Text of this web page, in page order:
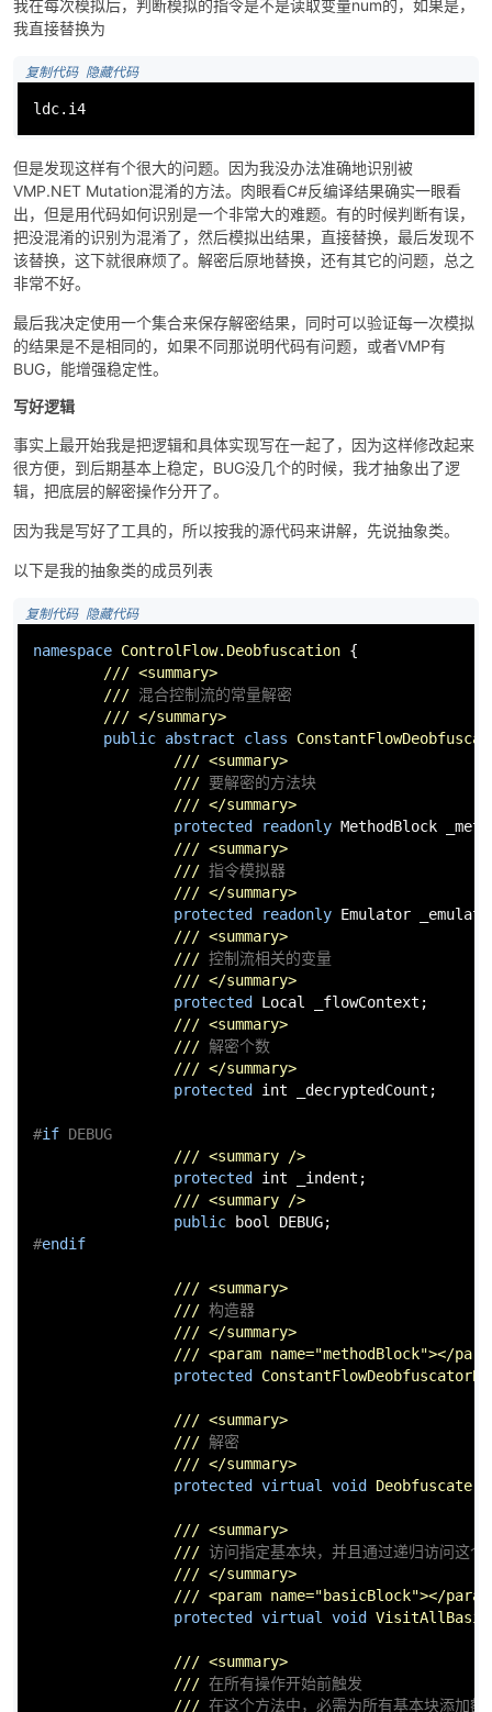
我在每次模拟后，判断模拟的指令是不是读取变量num的，如果是，
我直接替换为
复制代码 隐藏代码
ldc.i4
但是发现这样有个很大的问题。因为我没办法准确地识别被
VMP.NET Mutation混淆的方法。肉眼看C#反编译结果确实一眼看
出，但是用代码如何识别是一个非常大的难题。有的时候判断有误，
把没混淆的识别为混淆了，然后模拟出结果，直接替换，最后发现不
该替换，这下就很麻烦了。解密后原地替换，还有其它的问题，总之
非常不好。
最后我决定使用一个集合来保存解密结果，同时可以验证每一次模拟
的结果是不是相同的，如果不同那说明代码有问题，或者VMP有
BUG，能增强稳定性。
写好逻辑
事实上最开始我是把逻辑和具体实现写在一起了，因为这样修改起来
很方便，到后期基本上稳定，BUG没几个的时候，我才抽象出了逻
辑，把底层的解密操作分开了。
因为我是写好了工具的，所以按我的源代码来讲解，先说抽象类。
以下是我的抽象类的成员列表
复制代码 隐藏代码
namespace ControlFlow.Deobfuscation {
/// <summary>
/// 混合控制流的常量解密
/// </summary>
public abstract class
/// <summary>
/// 要解密的方法块
/// </summary>
protected
readonly MethodBlock
/// <summary>
/// 指令模拟器
/// </summary>
protected
readonly Emulator
/// <summary>
/// 控制流相关的变量
/// </summary>
protected
Local _flowContext;
/// <summary>
/// 解密个数
/// </summary>
protected
int _decryptedCount;
#if DEBUG
/// <summary />
protected
int _indent;
/// <summary />
public
bool
#endif
/// <summary>
/// 构造器
/// </summary>
/// <param name="methodBlock"></
protected
/// <summary>
/// 解密
/// </summary>
protected
virtual void Deobfuscate
/// <summary>
/// 访问指定基本块，并且通过递归访问这个
/// </summary>
/// <param name="basicBlock"></
protected
virtual void
/// <summary>
/// 在所有操作开始前触发
/// 在这个方法中，必需为所有基本块添加